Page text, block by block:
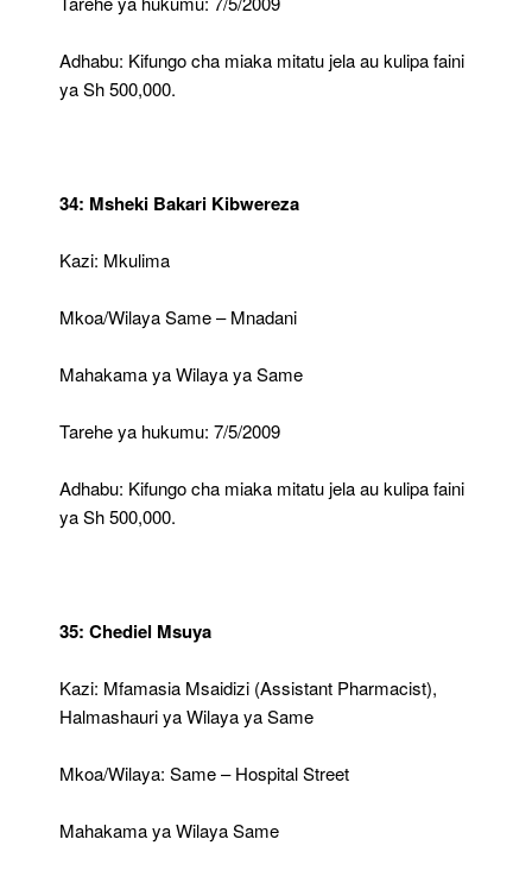
Adhabu: Kifungo cha miaka mitatu jela au kulipa faini
ya Sh 500,000.
34: Msheki Bakari Kibwereza
Kazi: Mkulima
Mkoa/Wilaya Same – Mnadani
Mahakama ya Wilaya ya Same
Tarehe ya hukumu: 7/5/2009
Adhabu: Kifungo cha miaka mitatu jela au kulipa faini
ya Sh 500,000.
35: Chediel Msuya
Kazi: Mfamasia Msaidizi (Assistant Pharmacist),
Halmashauri ya Wilaya ya Same
Mkoa/Wilaya: Same – Hospital Street
Mahakama ya Wilaya Same